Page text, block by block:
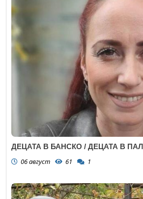
ДЕЦАТА В БАНСКО / ДЕЦАТА В
06 август 61 1